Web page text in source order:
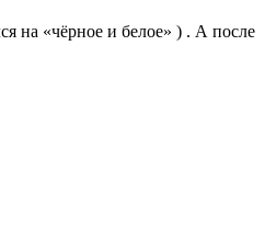
на «чёрное и белое» ) . А после